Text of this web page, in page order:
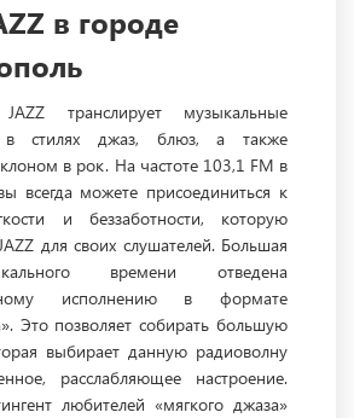
в городе
JAZZ транслирует музыкальные
в стилях джаз, блюз, а также
в рок. На частоте 103,1 FM в
всегда можете присоединиться к
и беззаботности, которую
для своих слушателей. Большая
времени отведена
исполнению в формате
Это позволяет собирать большую
выбирает данную радиоволну
расслабляющее настроение.
любителей «мягкого джаза»